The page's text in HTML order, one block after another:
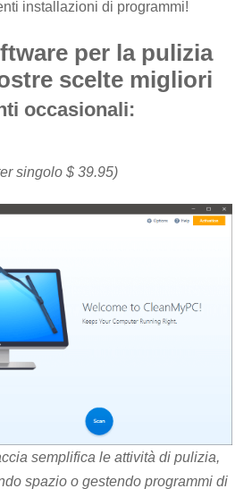
installazioni di programmi!
per la pulizia
scelte migliori
occasionali:
singolo $ 39.95)
semplifica le attività di pulizia,
spazio o gestendo programmi di